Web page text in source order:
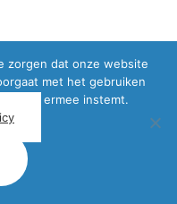
zorgen dat onze website
met het gebruiken
dat ermee instemt.